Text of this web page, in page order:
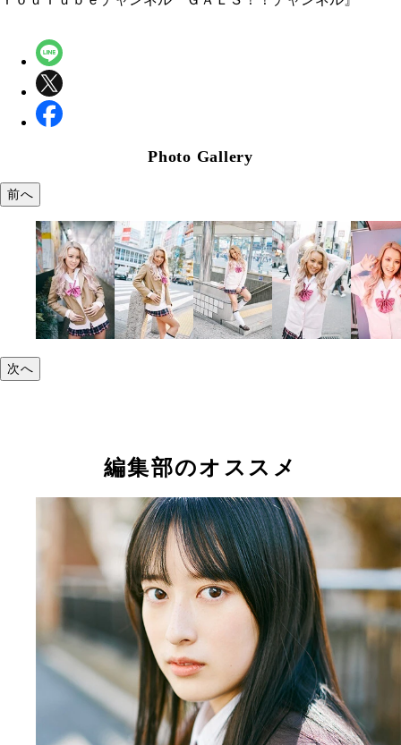
Photo Gallery
前へ
次へ
編集部のオススメ